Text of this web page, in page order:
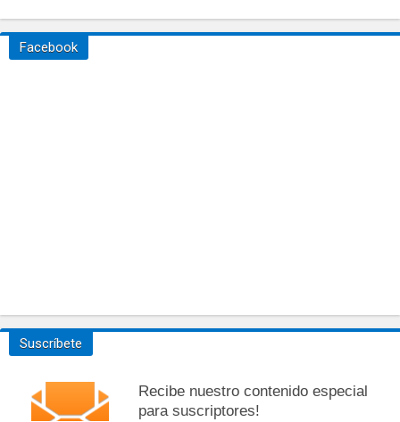
Facebook
Suscríbete
Recibe nuestro contenido especial
para suscriptores!